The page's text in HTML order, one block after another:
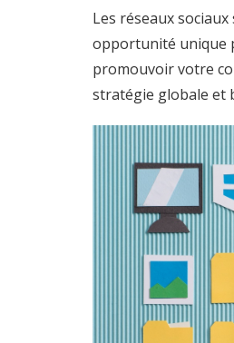
Les réseaux
opportunité unique
promouvoir votre
stratégie globale et